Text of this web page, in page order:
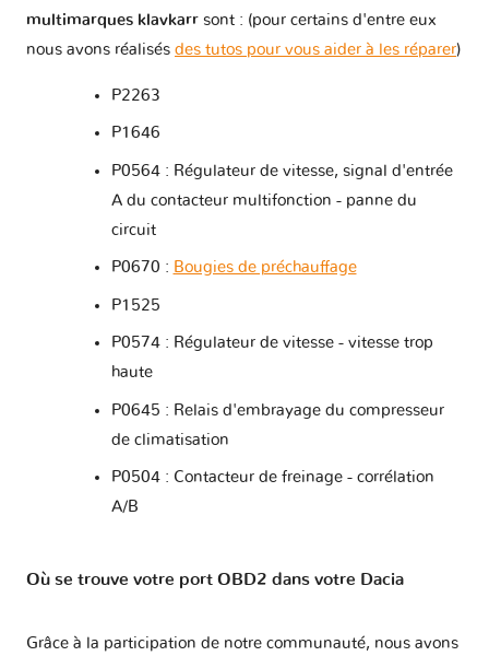
multimarques klavkarr sont : (pour certains d'entre eux
nous avons réalisés des tutos pour vous aider à les réparer)
P2263
P1646
P0564 : Régulateur de vitesse, signal d'entrée
A du contacteur multifonction - panne du
circuit
P0670 : Bougies de préchauffage
P1525
P0574 : Régulateur de vitesse - vitesse trop
haute
P0645 : Relais d'embrayage du compresseur
de climatisation
P0504 : Contacteur de freinage - corrélation
A/B
Où se trouve votre port OBD2 dans votre Dacia
Grâce à la participation de notre communauté, nous avons